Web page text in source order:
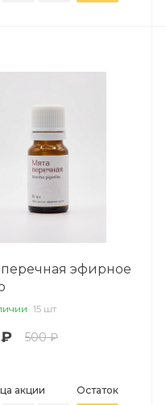
эфирное
15 шт
500 ₽
акции Остаток